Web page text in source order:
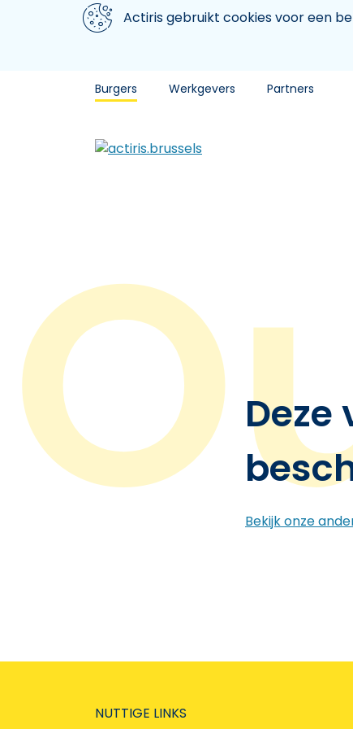
Aller au contenu principal
We gebruiken cookiesActiris gebruikt cookies voor een
Burgers Werkgevers Partners
Bekijk onze
NUTTIGE LINKS